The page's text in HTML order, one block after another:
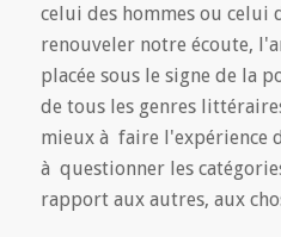
celui des hommes ou celui
renouveler notre écoute,
placée sous le signe de la
de tous les genres
mieux à faire l'expérience
à questionner les
rapport aux autres, aux